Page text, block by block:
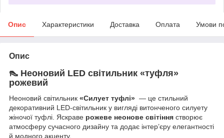
Опис Характеристики Доставка Оплата Умови
Опис
👠 Неоновий LED світильник «туфля»
рожевий
Неоновий світильник «Силует туфлі» — це стильний
декоративний LED-світильник у вигляді витонченого силуету
жіночої туфлі. Яскраве рожеве неонове світіння створює
атмосферу сучасного дизайну та додає інтер’єру елегантності
й модного акценту.